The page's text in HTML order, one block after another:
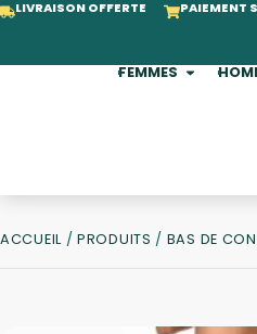
LIVRAISON OFFERTE PAIEMENT
FEMMES
ACCUEIL/PRODUITS / BAS DE